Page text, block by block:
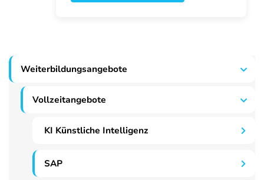
Weiterbildungsangebote
Vollzeitangebote
KI Künstliche Intelligenz
SAP